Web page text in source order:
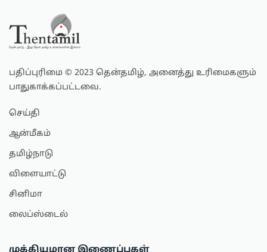
பதிப்புரிமை © 2023 தென்தமிழ், அனைத்து உரிமைகளும்
பாதுகாக்கப்பட்டவை.
செய்தி
ஆன்மீகம்
தமிழ்நாடு
விளையாட்டு
சினிமா
லைப்ஸ்டைல்
முக்கியமான இணைப்புகள்